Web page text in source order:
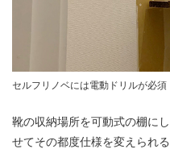
セルフリノベには電動ドリルが必須
靴の収納場所を可動式の棚に
せてその都度仕様を変えられ